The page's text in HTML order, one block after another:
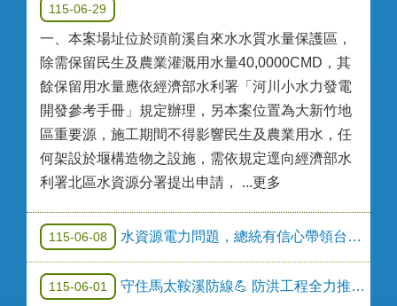
115-06-29
一、本案場址位於頭前溪自來水水質水量保護區，
除需保留民生及農業灌溉用水量40,0000CMD，其
餘保留用水量應依經濟部水利署「河川小水力發電
開發參考手冊」規定辦理，另本案位置為大新竹地
區重要源，施工期間不得影響民生及農業用水，任
何架設於堰構造物之設施，需依規定逕向經濟部水
利署北區水資源分署提出申請， ...更多
115-06-08 水資源電力問題，總統有信心帶領台灣(FB)
115-06-01 守住馬太鞍溪防線💪 防洪工程全力推進！